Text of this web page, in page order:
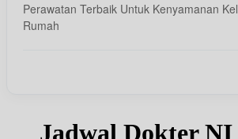
Perawatan Terbaik Untuk Kenyamanan
Rumah
Jadwal Dokter